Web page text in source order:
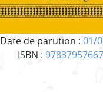
Date de parution : 01/
ISBN :